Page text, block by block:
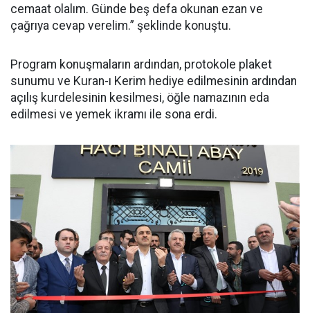
cemaat olalım. Günde beş defa okunan ezan ve
çağrıya cevap verelim.” şeklinde konuştu.
Program konuşmaların ardından, protokole plaket
sunumu ve Kuran-ı Kerim hediye edilmesinin ardından
açılış kurdelesinin kesilmesi, öğle namazının eda
edilmesi ve yemek ikramı ile sona erdi.